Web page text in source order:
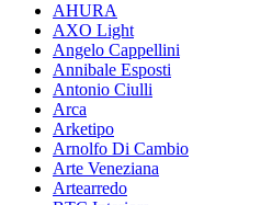
AHURA
AXO Light
Angelo Cappellini
Annibale Esposti
Antonio Ciulli
Arca
Arketipo
Arnolfo Di Cambio
Arte Veneziana
Artearredo